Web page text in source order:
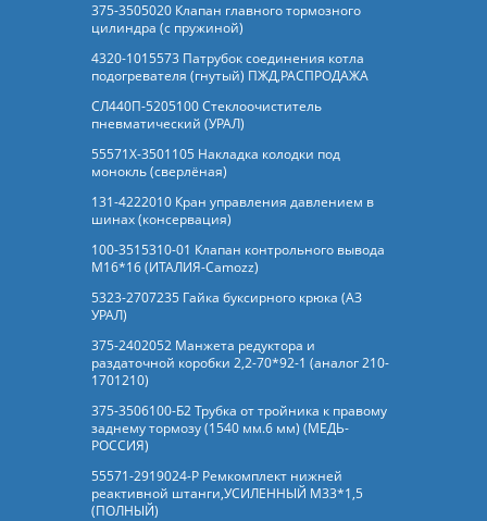
375-3505020 Клапан главного тормозного
цилиндра (с пружиной)
4320-1015573 Патрубок соединения котла
подогревателя (гнутый) ПЖД,РАСПРОДАЖА
СЛ440П-5205100 Стеклоочиститель
пневматический (УРАЛ)
55571Х-3501105 Накладка колодки под
монокль (сверлёная)
131-4222010 Кран управления давлением в
шинах (консервация)
100-3515310-01 Клапан контрольного вывода
М16*16 (ИТАЛИЯ-Camozz)
5323-2707235 Гайка буксирного крюка (АЗ
УРАЛ)
375-2402052 Манжета редуктора и
раздаточной коробки 2,2-70*92-1 (аналог 210-
1701210)
375-3506100-Б2 Трубка от тройника к правому
заднему тормозу (1540 мм.6 мм) (МЕДЬ-
РОССИЯ)
55571-2919024-Р Ремкомплект нижней
реактивной штанги,УСИЛЕННЫЙ М33*1,5
(ПОЛНЫЙ)